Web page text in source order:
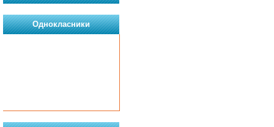
Однокласники